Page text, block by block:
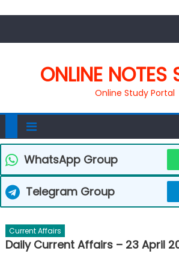
ONLINE NOTES
Online Study Portal
WhatsApp Group
Telegram Group
Current Affairs
Daily Current Affairs – 23 April